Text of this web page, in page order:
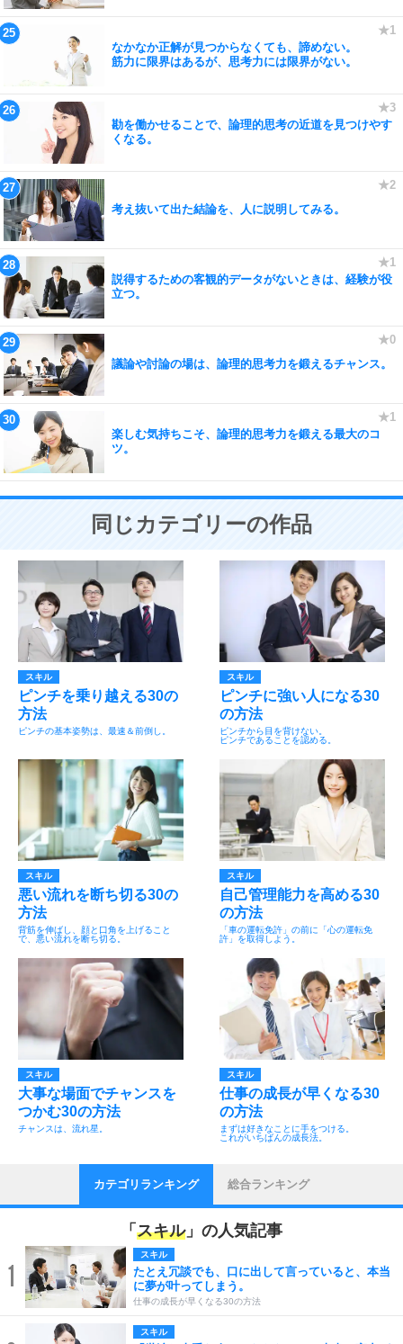
なかなか正解が見つからなくても、諦めない。
筋力に限界はあるが、思考力には限界がない。
勘を働かせることで、論理的思考の近道を見つけやす
くなる。
考え抜いて出た結論を、人に説明してみる。
説得するための客観的データがないときは、経験が役
立つ。
議論や討論の場は、論理的思考力を鍛えるチャンス。
楽しむ気持ちこそ、論理的思考力を鍛える最大のコ
ツ。
同じカテゴリーの作品
スキル
ピンチを乗り越える30の
方法
ピンチの基本姿勢は、最速＆前倒し。
スキル
ピンチに強い人になる30
の方法
ピンチから目を背けない。
ピンチであることを認める。
スキル
悪い流れを断ち切る30の
方法
背筋を伸ばし、顔と口角を上げること
で、悪い流れを断ち切る。
スキル
自己管理能力を高める30
の方法
「車の運転免許」の前に「心の運転免
許」を取得しよう。
スキル
大事な場面でチャンスを
つかむ30の方法
チャンスは、流れ星。
スキル
仕事の成長が早くなる30
の方法
まずは好きなことに手をつける。
これがいちばんの成長法。
カテゴリランキング 総合ランキング
「 スキル」の人気記事
1
スキル
たとえ冗談でも、口に出して言っていると、本当
に夢が叶ってしまう。
仕事の成長が早くなる30の方法
スキル